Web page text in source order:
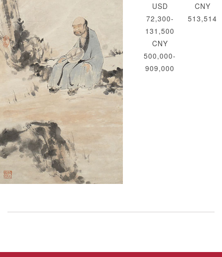
USD
72,300-
131,500
CNY
500,000-
909,000
CNY
513,514